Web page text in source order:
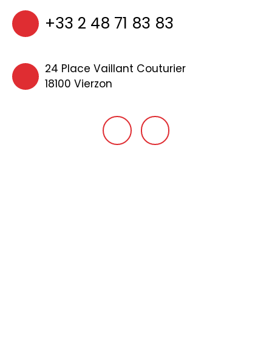
+33 2 48 71 83 83
24 Place Vaillant Couturier
18100 Vierzon